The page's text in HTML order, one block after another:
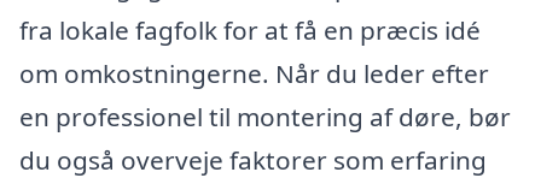
fra lokale fagfolk for at få en præcis idé
om omkostningerne. Når du leder efter
en professionel til montering af døre, bør
du også overveje faktorer som erfaring